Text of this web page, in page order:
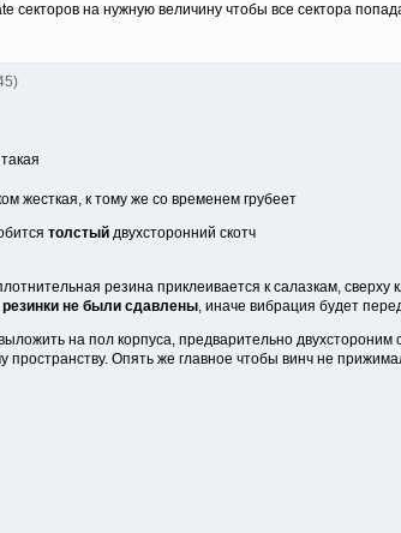
на нужную величину чтобы все сектора
жесткая, к тому же со временем грубеет
толстый двухсторонний скотч
резина приклеивается к салазкам,
не были сдавлены, иначе вибрация будет
на пол корпуса, предварительно двухстороним
пространству. Опять же главное чтобы винч не